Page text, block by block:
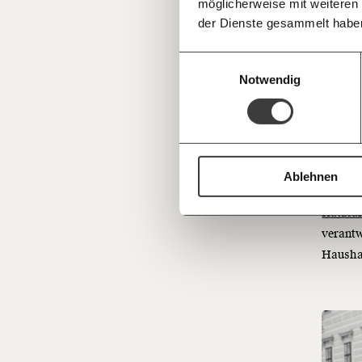
möglicherweise mit
der Dienste gesammelt
Notwendig
Ablehnen
Deine Spende absetzen:Fragen und
sie